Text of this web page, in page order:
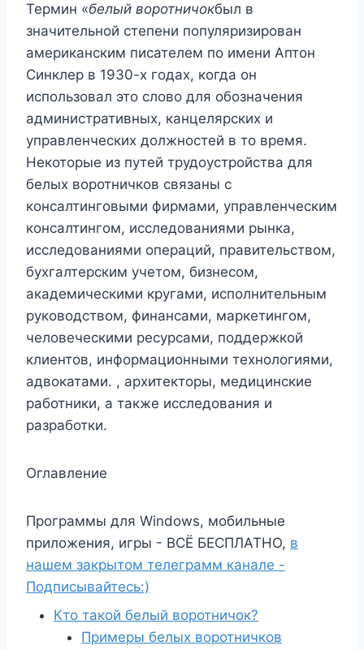
Термин «белый воротничокбыл в
значительной степени популяризирован
американским писателем по имени Аптон
Синклер в 1930-х годах, когда он
использовал это слово для обозначения
административных, канцелярских и
управленческих должностей в то время.
Некоторые из путей трудоустройства для
белых воротничков связаны с
консалтинговыми фирмами, управленческим
консалтингом, исследованиями рынка,
исследованиями операций, правительством,
бухгалтерским учетом, бизнесом,
академическими кругами, исполнительным
руководством, финансами, маркетингом,
человеческими ресурсами, поддержкой
клиентов, информационными технологиями,
адвокатами. , архитекторы, медицинские
работники, а также исследования и
разработки.
Оглавление
Программы для Windows, мобильные
приложения, игры - ВСЁ БЕСПЛАТНО, в
нашем закрытом телеграмм канале -
Подписывайтесь:)
Кто такой белый воротничок?
Примеры белых воротничков